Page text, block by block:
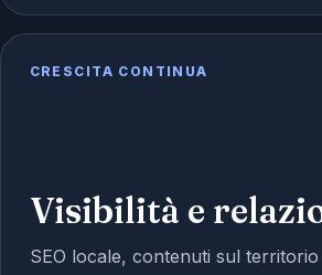
CRESCITA CONTINUA
Visibilità e
SEO locale, contenuti sul territorio